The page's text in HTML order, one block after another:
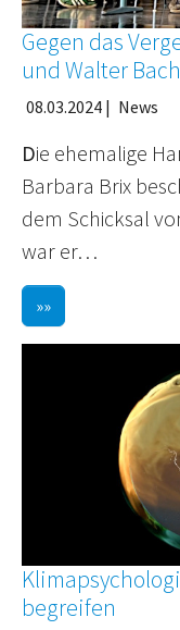
Gegen das
und Walter
08.03.2024 | News
Die ehemalige
Barbara Brix
dem Schicksal
war er…
»»
begreifen